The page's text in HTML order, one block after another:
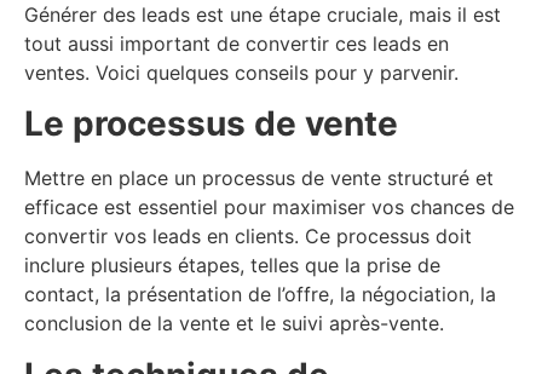
Générer des leads est une étape cruciale, mais il est
tout aussi important de convertir ces leads en
ventes. Voici quelques conseils pour y parvenir.
Le processus de vente
Mettre en place un processus de vente structuré et
efficace est essentiel pour maximiser vos chances de
convertir vos leads en clients. Ce processus doit
inclure plusieurs étapes, telles que la prise de
contact, la présentation de l’offre, la négociation, la
conclusion de la vente et le suivi après-vente.